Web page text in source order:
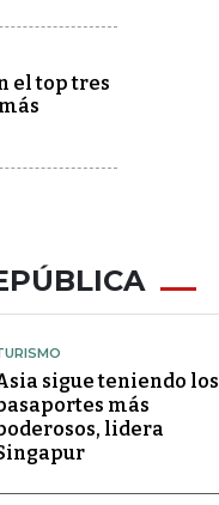
el top tres
sigue teniendo los
más
lidera